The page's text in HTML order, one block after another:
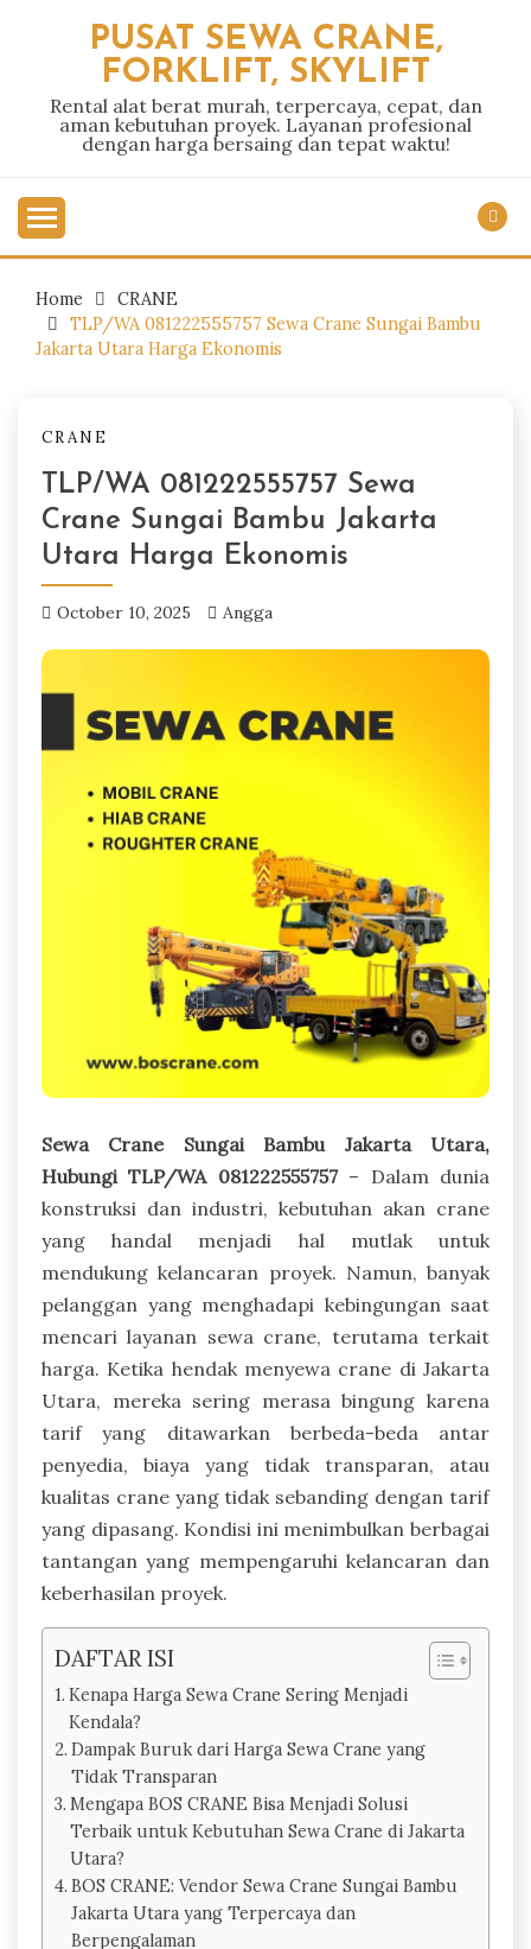
PUSAT SEWA CRANE,
FORKLIFT, SKYLIFT
Rental alat berat murah, terpercaya, cepat, dan
aman kebutuhan proyek. Layanan profesional
dengan harga bersaing dan tepat waktu!
Home
CRANE
TLP/WA 081222555757 Sewa Crane Sungai Bambu
Jakarta Utara Harga Ekonomis
CRANE
TLP/WA 081222555757 Sewa
Crane Sungai Bambu Jakarta
Utara Harga Ekonomis
October 10, 2025 Angga
Sewa Crane Sungai Bambu Jakarta Utara,
Hubungi TLP/WA 081222555757– Dalam dunia
konstruksi dan industri, kebutuhan akan crane
yang handal menjadi hal mutlak untuk
mendukung kelancaran proyek. Namun, banyak
pelanggan yang menghadapi kebingungan saat
mencari layanan sewa crane, terutama terkait
harga. Ketika hendak menyewa crane di Jakarta
Utara, mereka sering merasa bingung karena
tarif yang ditawarkan berbeda-beda antar
penyedia, biaya yang tidak transparan, atau
kualitas crane yang tidak sebanding dengan tarif
yang dipasang. Kondisi ini menimbulkan berbagai
tantangan yang mempengaruhi kelancaran dan
keberhasilan proyek.
DAFTAR ISI
Kenapa Harga Sewa Crane Sering Menjadi
Kendala?
Dampak Buruk dari Harga Sewa Crane yang
Tidak Transparan
Mengapa BOS CRANE Bisa Menjadi Solusi
Terbaik untuk Kebutuhan Sewa Crane di Jakarta
Utara?
BOS CRANE: Vendor Sewa Crane Sungai Bambu
Jakarta Utara yang Terpercaya dan
Berpengalaman